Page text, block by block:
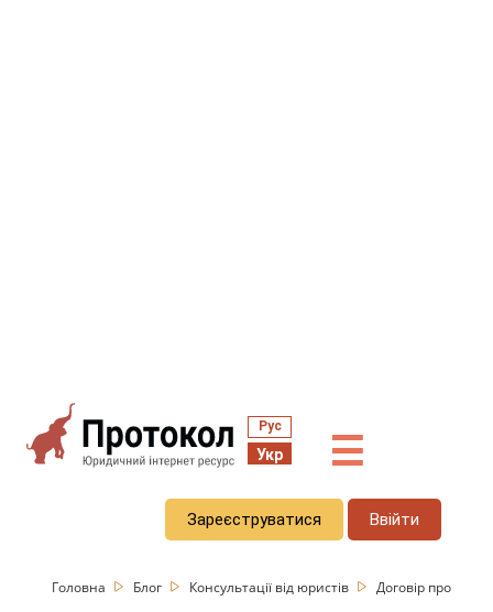
Рус
Укр ☰
Зареєструватися Ввійти
Головна Блог Консультації від юристів
Договір про